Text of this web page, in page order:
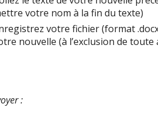
votre nom à la fin du texte)
votre fichier (format
nouvelle (à l’exclusion de
: